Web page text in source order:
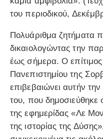
του περιοδικού,
Πολυάριθμα ζητήματα
δικαιολογώντας την
έως σήμερα. Ο
Πανεπιστημίου της
επιβεβαιώνει αυτήν
του, που δημοσιεύθηκε
της εφημερίδας «Λε
της ιστορίας της